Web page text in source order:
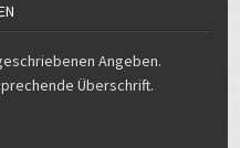
Angeben.
Überschrift.